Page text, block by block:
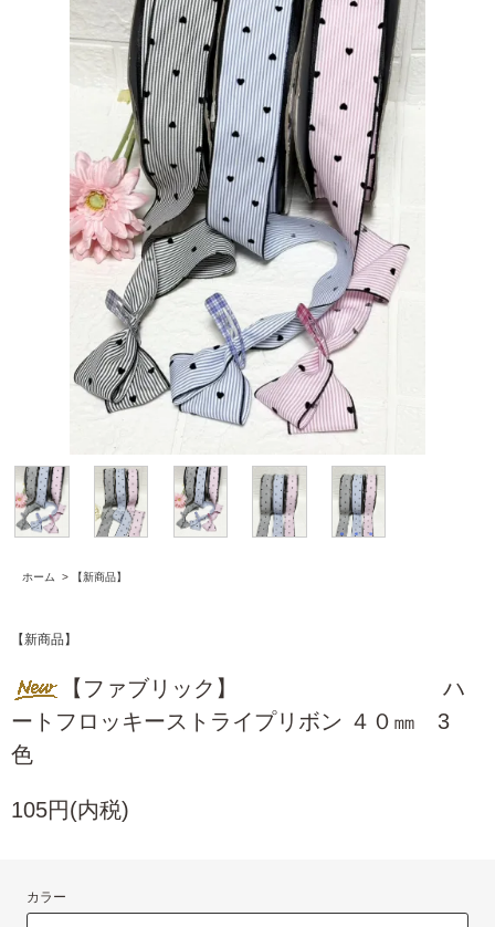
ホーム > 【新商品】
【新商品】
【ファブリック】 ハ
ートフロッキーストライプリボン ４０㎜ 3
色
105円(内税)
カラー